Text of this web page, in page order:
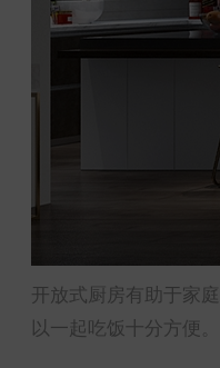
开放式厨房有助于家
以一起吃饭十分方便。